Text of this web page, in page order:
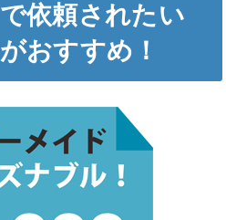
依頼されたい
おすすめ！